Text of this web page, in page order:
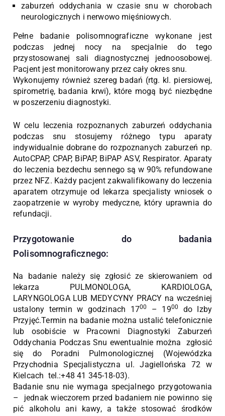
zaburzeń oddychania w czasie snu w chorobach
neurologicznych i nerwowo mięśniowych.
Pełne badanie polisomnograficzne wykonane jest
podczas jednej nocy na specjalnie do tego
przystosowanej sali diagnostycznej jednoosobowej.
Pacjent jest monitorowany przez cały okres snu.
Wykonujemy również szereg badań (rtg. kl. piersiowej,
spirometrię, badania krwi), które mogą być niezbędne
w poszerzeniu diagnostyki.
W celu leczenia rozpoznanych zaburzeń oddychania
podczas snu stosujemy różnego typu aparaty
indywidualnie dobrane do rozpoznanych zaburzeń np.
AutoCPAP, CPAP, BiPAP, BiPAP ASV, Respirator. Aparaty
do leczenia bezdechu sennego są w 90% refundowane
przez NFZ. Każdy pacjent zakwalifikowany do leczenia
aparatem otrzymuje od lekarza specjalisty wniosek o
zaopatrzenie w wyroby medyczne, który uprawnia do
refundacji.
Przygotowanie do badania
Polisomnograficznego:
Na badanie należy się zgłosić ze skierowaniem od
lekarza PULMONOLOGA, KARDIOLOGA,
LARYNGOLOGA LUB MEDYCYNY PRACY na wcześniej
ustalony termin w godzinach 1700 – 1900
do Izby
Przyjęć.Termin na badanie można ustalić telefonicznie
lub osobiście w Pracowni Diagnostyki Zaburzeń
Oddychania Podczas Snu ewentualnie można zgłosić
się do Poradni Pulmonologicznej (Wojewódzka
Przychodnia Specjalistyczna ul. Jagiellońska 72 w
Kielcach tel.:+48 41 345-18-03).
Badanie snu nie wymaga specjalnego przygotowania
– jednak wieczorem przed badaniem nie powinno się
pić alkoholu ani kawy, a także stosować środków